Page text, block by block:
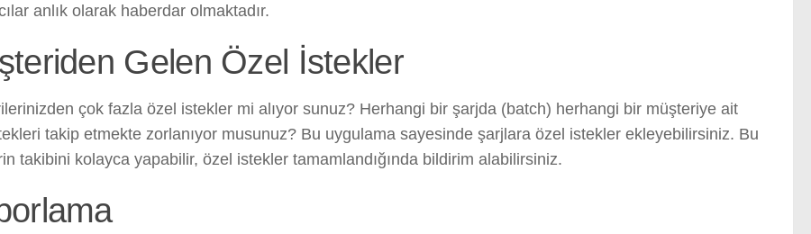
anlık olarak haberdar olmaktadır.
Gelen Özel İstekler
çok fazla özel istekler mi alıyor sunuz? Herhangi bir şarjda (batch) herhangi bir müşteriye ait
takip etmekte zorlanıyor musunuz? Bu uygulama sayesinde şarjlara özel istekler ekleyebilirsiniz. Bu
takibini kolayca yapabilir, özel istekler tamamlandığında bildirim alabilirsiniz.